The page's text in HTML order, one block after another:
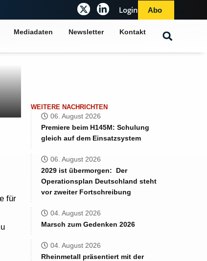
Login Abo
Mediadaten Newsletter Kontakt
für
WEITERE NACHRICHTEN
06. August 2026
Premiere beim H145M: Schulung
gleich auf dem Einsatzsystem
06. August 2026
2029 ist übermorgen: Der
Operationsplan Deutschland steht
vor zweiter Fortschreibung
04. August 2026
Marsch zum Gedenken 2026
04. August 2026
Rheinmetall präsentiert mit der